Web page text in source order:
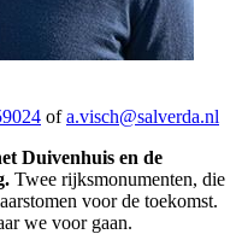
ofa.visch@salverda.nl
Duivenhuis en de
Twee rijksmonumenten, die
voor de toekomst.
we voor gaan.